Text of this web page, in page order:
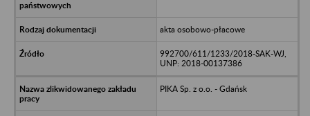
akta osobowo-płacowe
992700/611/1233/2018-SAK-WJ,
UNP: 2018-00137386
PIKA Sp. z o.o. - Gdańsk